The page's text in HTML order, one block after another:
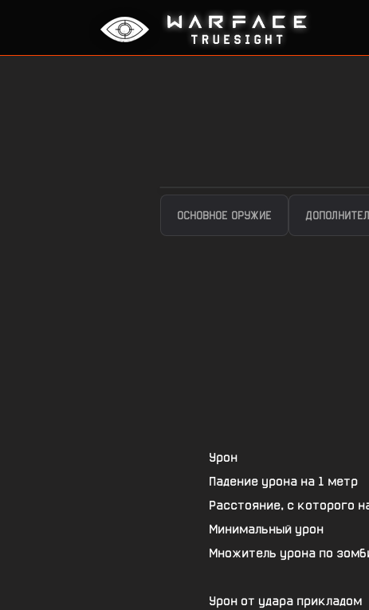
ОСНОВНОЕ ОРУЖИЕ
Урон
Падение урона на 1 метр
Расстояние, с которого
Минимальный урон
Множитель урона по
Урон от удара прикладом